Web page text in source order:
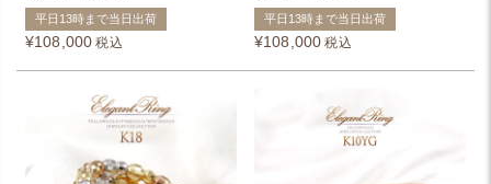
平日13時まで当日出荷
¥108,000 税込
平日13時まで当日出荷
¥108,000 税込